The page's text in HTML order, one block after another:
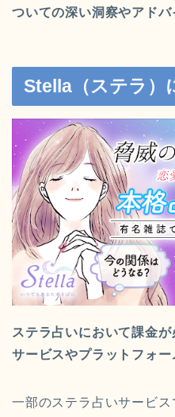
ついての深い洞察やアドバ
Stella（ステラ）
ステラ占いにおいて課金
サービスやプラットフォー
一部のステラ占いサービ